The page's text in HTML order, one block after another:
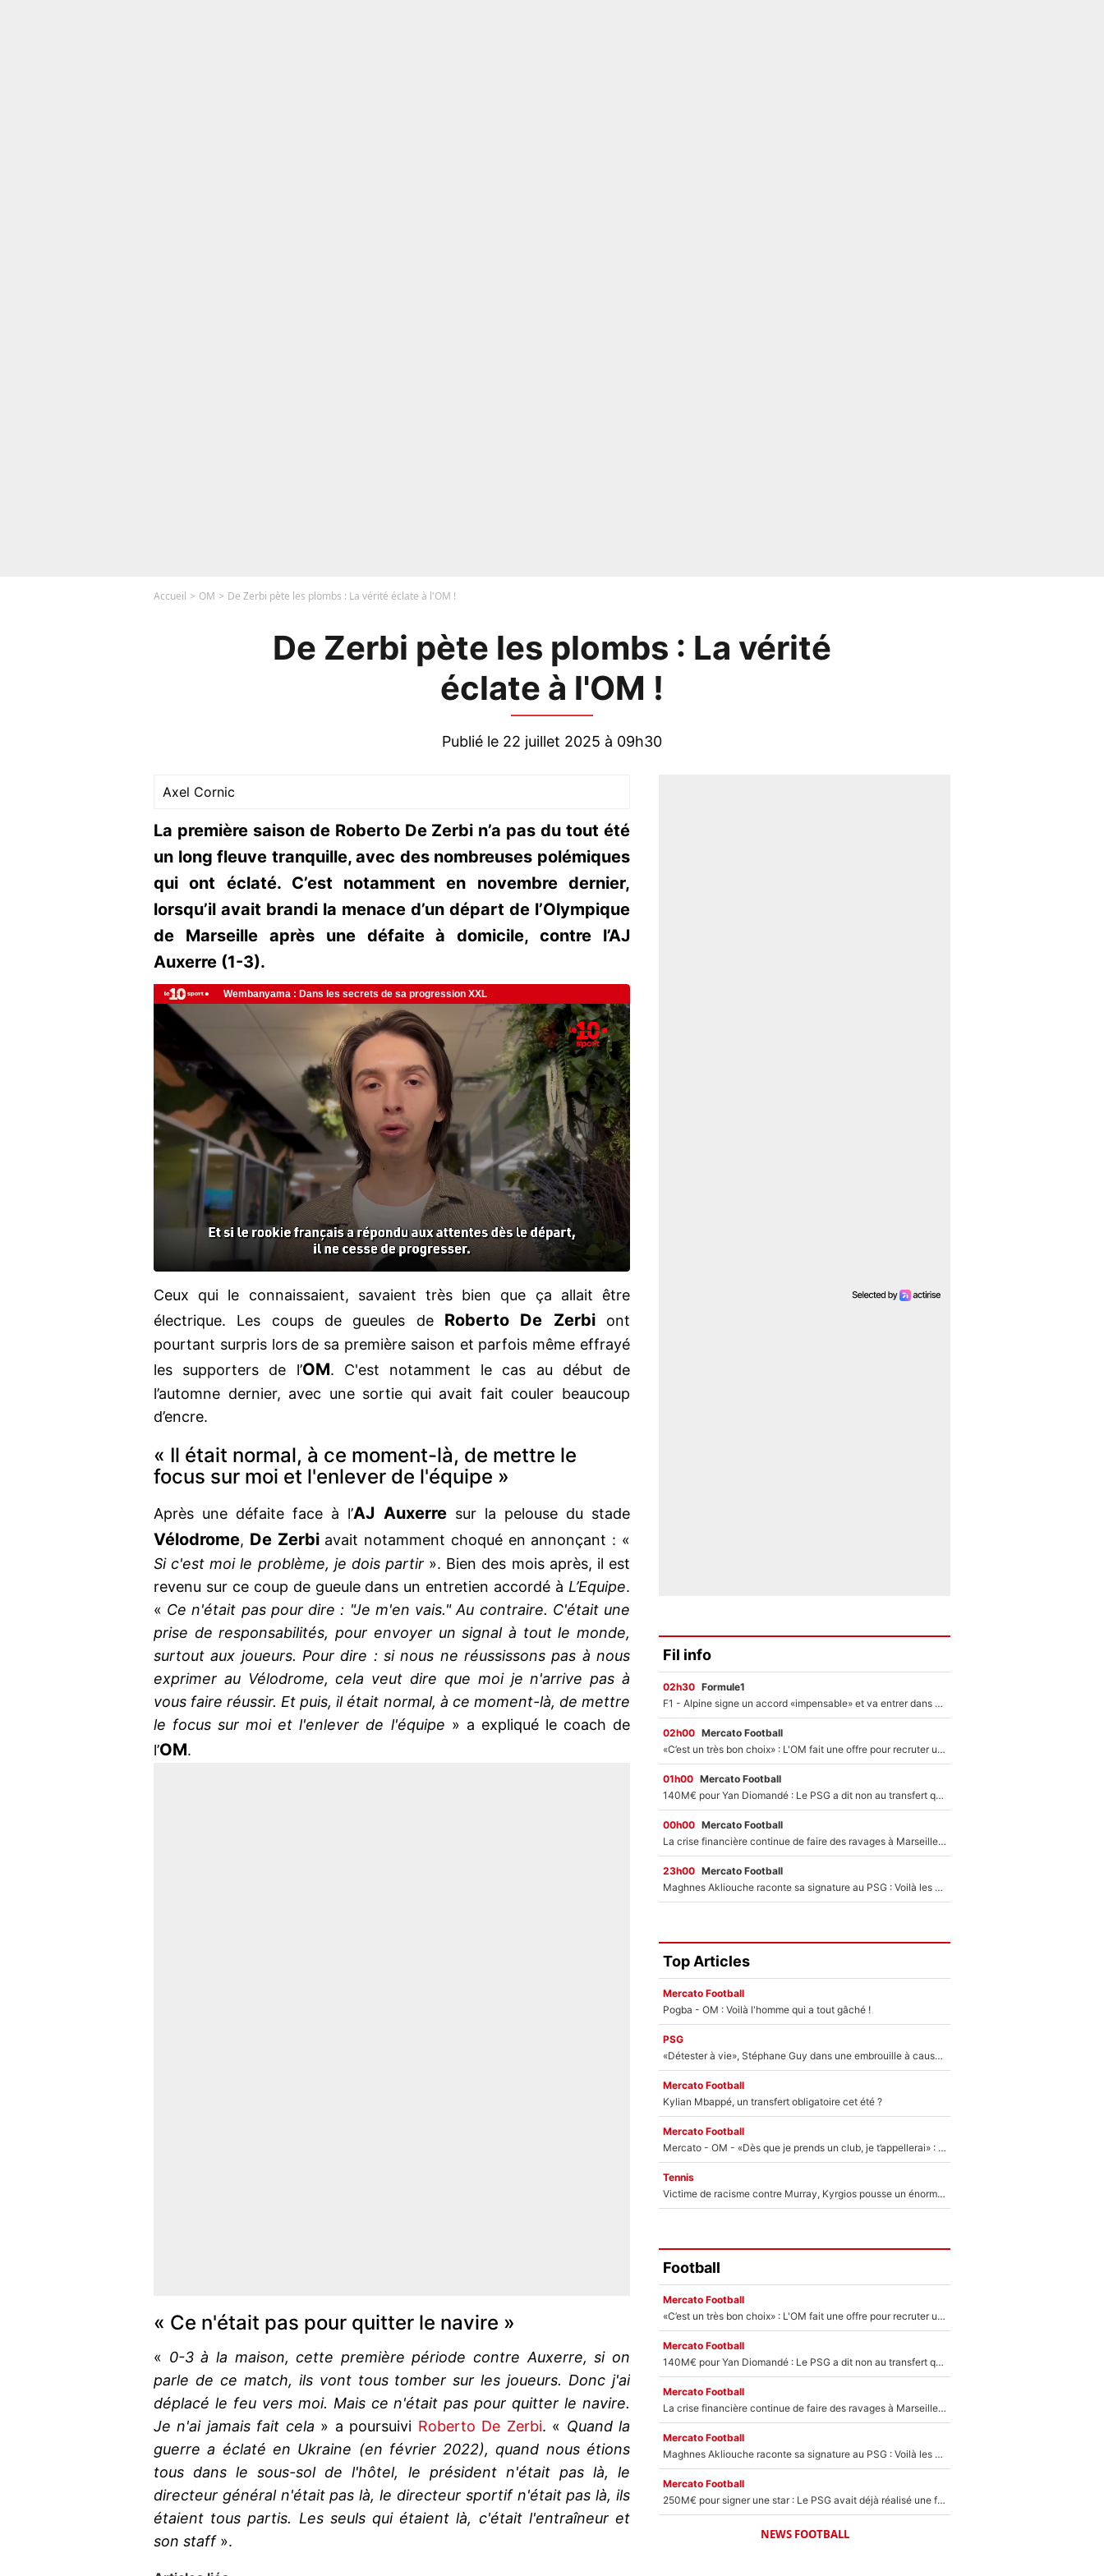
Accueil OM De Zerbi pète les plombs : La vérité éclate à l'OM !
De Zerbi pète les plombs : La vérité
éclate à l'OM !
Publié le 22 juillet 2025 à 09h30
Axel Cornic
La première saison de Roberto De Zerbi n’a pas du tout été
un long fleuve tranquille, avec des nombreuses polémiques
qui ont éclaté. C’est notamment en novembre dernier,
lorsqu’il avait brandi la menace d’un départ de l’Olympique
de Marseille après une défaite à domicile, contre l’AJ
Auxerre (1-3).
Ceux qui le connaissaient, savaient très bien que ça allait être
électrique. Les coups de gueules de Roberto De Zerbiont
pourtant surpris lors de sa première saison et parfois même effrayé
les supporters de l’OM. C'est notamment le cas au début de
l’automne dernier, avec une sortie qui avait fait couler beaucoup
d’encre.
« Il était normal, à ce moment-là, de mettre le
focus sur moi et l'enlever de l'équipe »
Après une défaite face à l’AJ Auxerresur la pelouse du stade
Vélodrome, De Zerbiavait notamment choqué en annonçant : «
Si c'est moi le problème, je dois partir ». Bien des mois après, il est
revenu sur ce coup de gueule dans un entretien accordé à L’Equipe.
« Ce n'était pas pour dire : "Je m'en vais." Au contraire. C'était une
prise de responsabilités, pour envoyer un signal à tout le monde,
surtout aux joueurs. Pour dire : si nous ne réussissons pas à nous
exprimer au Vélodrome, cela veut dire que moi je n'arrive pas à
vous faire réussir. Et puis, il était normal, à ce moment-là, de mettre
le focus sur moi et l'enlever de l'équipe » a expliqué le coach de
l’OM.
« Ce n'était pas pour quitter le navire »
« 0-3 à la maison, cette première période contre Auxerre, si on
parle de ce match, ils vont tous tomber sur les joueurs. Donc j'ai
déplacé le feu vers moi. Mais ce n'était pas pour quitter le navire.
Je n'ai jamais fait cela » a poursuivi Roberto De Zerbi. « Quand la
guerre a éclaté en Ukraine (en février 2022), quand nous étions
tous dans le sous-sol de l'hôtel, le président n'était pas là, le
directeur général n'était pas là, le directeur sportif n'était pas là, ils
étaient tous partis. Les seuls qui étaient là, c'était l'entraîneur et
son staff ».
Fil info
02h30 Formule1
F1 - Alpine signe un accord «impensable» et va entrer dans une nouvelle dimension : Grande nouvelle pour Pierre Gasly !
02h00 Mercato Football
«C’est un très bon choix» : L'OM fait une offre pour recruter un ancien joueur du PSG... et c'est validé dans l'After Foot !
01h00 Mercato Football
140M€ pour Yan Diomandé : Le PSG a dit non au transfert qui bat tous les records sur le mercato
00h00 Mercato Football
La crise financière continue de faire des ravages à Marseille : L’OM a placé 12 joueurs sur le marché des transferts… et ça pourrait lui rapporter près de 100M€ !
23h00 Mercato Football
Maghnes Akliouche raconte sa signature au PSG : Voilà les coulisses de son transfert de rêve à 50M€
Top Articles
Mercato Football
Pogba - OM : Voilà l'homme qui a tout gâché !
PSG
«Détester à vie», Stéphane Guy dans une embrouille à cause du PSG !
Mercato Football
Kylian Mbappé, un transfert obligatoire cet été ?
Mercato Football
Mercato - OM - «Dès que je prends un club, je t’appellerai» : La promesse de Marcelino au moment de claquer la porte
Tennis
Victime de racisme contre Murray, Kyrgios pousse un énorme coup de gueule !
Football
Mercato Football
«C’est un très bon choix» : L'OM fait une offre pour recruter un ancien joueur du PSG... et c'est validé dans l'After Foot !
Mercato Football
140M€ pour Yan Diomandé : Le PSG a dit non au transfert qui bat tous les records sur le mercato
Mercato Football
La crise financière continue de faire des ravages à Marseille : L’OM a placé 12 joueurs sur le marché des transferts… et ça pourrait lui rapporter près de 100M€ !
Mercato Football
Maghnes Akliouche raconte sa signature au PSG : Voilà les coulisses de son transfert de rêve à 50M€
Mercato Football
250M€ pour signer une star : Le PSG avait déjà réalisé une folie sur le mercato bien avant Neymar !
NEWS FOOTBALL